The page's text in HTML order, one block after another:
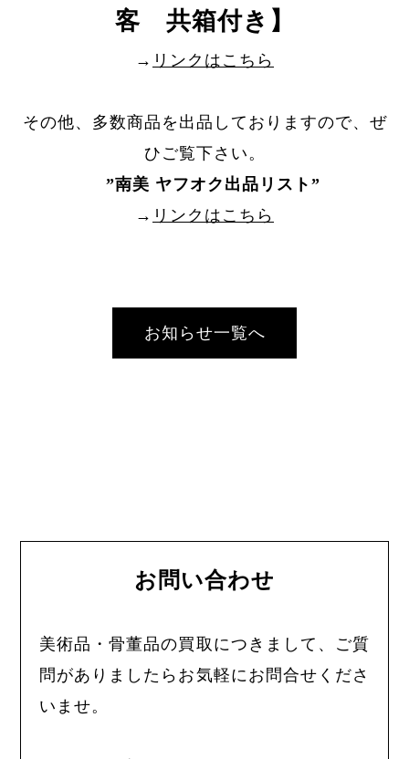
客 共箱付き】
→ リンクはこちら
その他、多数商品を出品しておりますので、ぜ
ひご覧下さい。
”南美 ヤフオク出品リスト ”
→ リンクはこちら
お知らせ一覧へ
お問い合わせ
美術品・骨董品の買取につきまして、ご質
問がありましたらお気軽にお問合せくださ
いませ。